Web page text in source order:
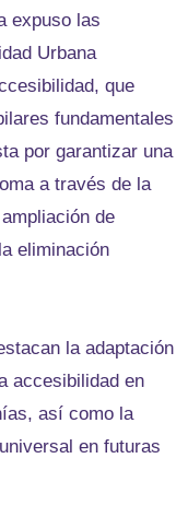
expuso las
Urbana
que
fundamentales
por garantizar una
a través de la
de
eliminación
la adaptación
accesibilidad en
así como la
en futuras